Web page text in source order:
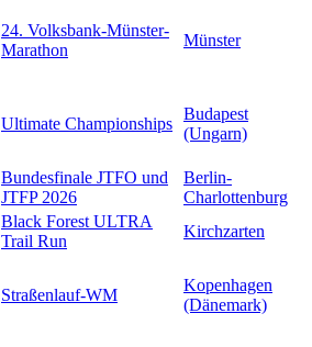
24. Volksbank-Münster-
Marathon
Münster
Ultimate Championships
Budapest
(Ungarn)
Bundesfinale JTFO und
JTFP 2026
Berlin-
Charlottenburg
Black Forest ULTRA
Trail Run
Kirchzarten
Straßenlauf-WM
Kopenhagen
(Dänemark)